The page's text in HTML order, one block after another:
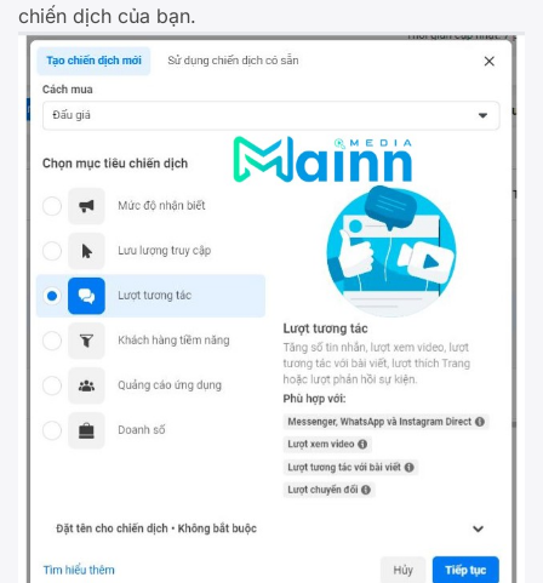
chiến dịch của bạn.